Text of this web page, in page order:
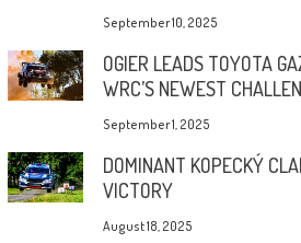
September 10, 2025
OGIER LEADS TOYOTA
WRC’S NEWEST
September 1, 2025
DOMINANT KOPECKÝ
VICTORY
August 18, 2025